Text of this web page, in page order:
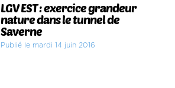
LGV EST : exercice grandeur
nature dans le tunnel de
Saverne
Publié le mardi 14 juin 2016